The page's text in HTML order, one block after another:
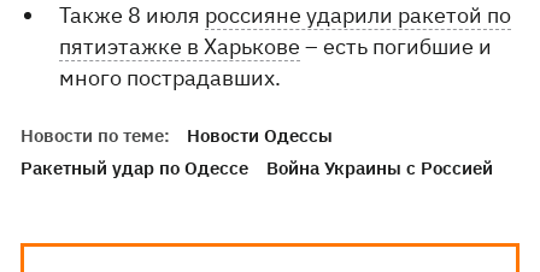
Также 8 июля россияне ударили ракетой по
пятиэтажке в Харькове – есть погибшие и
много пострадавших.
Новости по теме:
Новости Одессы
Ракетный удар по Одессе
Война Украины с Россией